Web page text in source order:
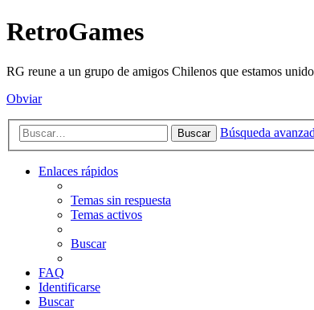
RetroGames
RG reune a un grupo de amigos Chilenos que estamos
Obviar
Buscar Búsqueda
Enlaces rápidos
Temas sin respuesta
Temas activos
Buscar
FAQ
Identificarse
Buscar